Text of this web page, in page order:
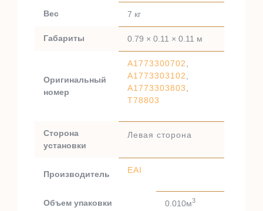
Вес 7 кг
Габариты 0.79 × 0.11 × 0.11 м
Оригинальный
номер
A1773300702
A1773303102
A1773303803
T78803
Сторона
установки
Левая сторона
Производитель EAI
Объем упаковки 0.010м3